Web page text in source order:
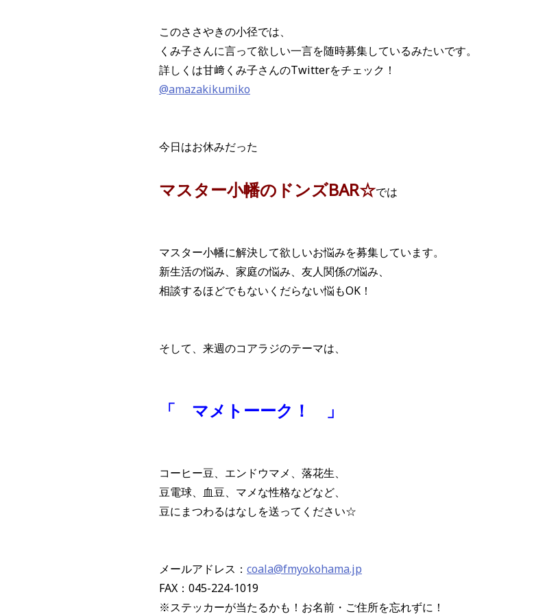
このささやきの小径では、
くみ子さんに言って欲しい一言を随時募集しているみたいです。
詳しくは甘﨑くみ子‏さんのTwitterをチェック！
@amazakikumiko
今日はお休みだった
マスター小幡のドンズBAR☆では
マスター小幡に解決して欲しいお悩みを募集しています。
新生活の悩み、家庭の悩み、友人関係の悩み、
相談するほどでもないくだらない悩もOK！
そして、来週のコアラジのテーマは、
「 マメトーーク！ 」
コーヒー豆、エンドウマメ、落花生、
豆電球、血豆、マメな性格などなど、
豆にまつわるはなしを送ってください☆
メールアドレス： coala@fmyokohama.jp
FAX：045-224-1019
※ステッカーが当たるかも！お名前・ご住所を忘れずに！